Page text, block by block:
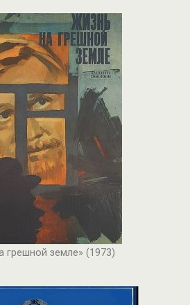
грешной земле» (1973)